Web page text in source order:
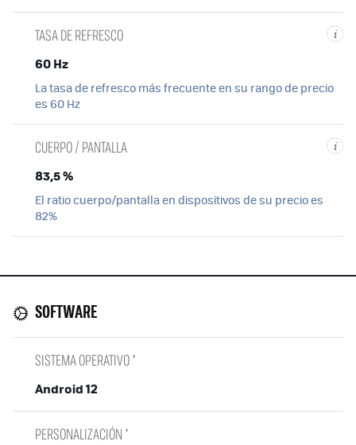
i
TASA DE REFRESCO
60 Hz
La tasa de refresco más frecuente en su rango de precio
es 60 Hz
i
CUERPO / PANTALLA
83,5 %
El ratio cuerpo/pantalla en dispositivos de su precio es
82%
SOFTWARE
SISTEMA OPERATIVO *
Android 12
PERSONALIZACIÓN *